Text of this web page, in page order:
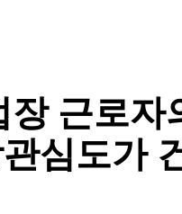
장 근로
심도가